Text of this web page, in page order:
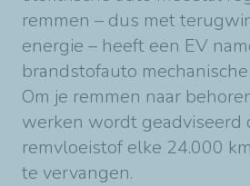
remmen – dus met
energie – heeft een EV
brandstofauto
Om je remmen naar
werken wordt geadviseerd
remvloeistof elke 24.000
te vervangen.